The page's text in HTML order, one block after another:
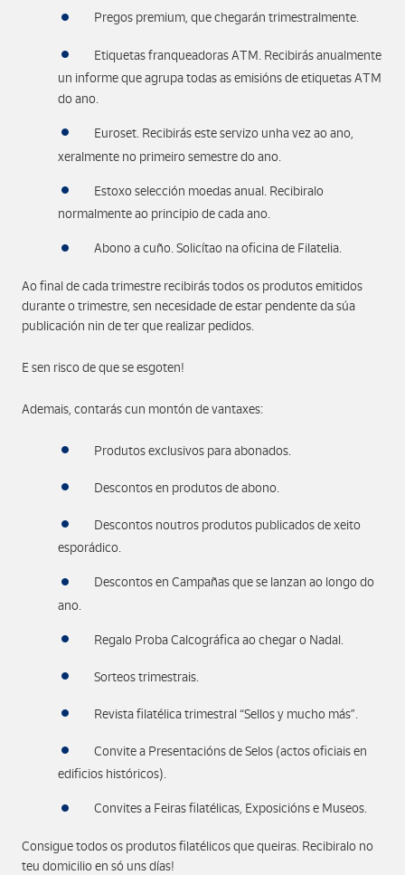
Pregos premium, que chegarán trimestralmente.
Etiquetas franqueadoras ATM. Recibirás anualmente
un informe que agrupa todas as emisións de etiquetas ATM
do ano.
Euroset. Recibirás este servizo unha vez ao ano,
xeralmente no primeiro semestre do ano.
Estoxo selección moedas anual. Recibiralo
normalmente ao principio de cada ano.
Abono a cuño. Solicítao na oficina de Filatelia.
Ao final de cada trimestre recibirás todos os produtos emitidos
durante o trimestre, sen necesidade de estar pendente da súa
publicación nin de ter que realizar pedidos.
E sen risco de que se esgoten!
Ademais, contarás cun montón de vantaxes:
Produtos exclusivos para abonados.
Descontos en produtos de abono.
Descontos noutros produtos publicados de xeito
esporádico.
Descontos en Campañas que se lanzan ao longo do
ano.
Regalo Proba Calcográfica ao chegar o Nadal.
Sorteos trimestrais.
Revista filatélica trimestral “Sellos y mucho más”.
Convite a Presentacións de Selos (actos oficiais en
edificios históricos).
Convites a Feiras filatélicas, Exposicións e Museos.
Consigue todos os produtos filatélicos que queiras. Recibiralo no
teu domicilio en só uns días!